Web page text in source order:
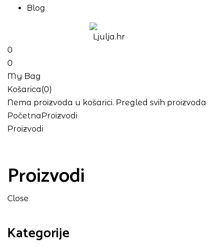
Blog
0
0
My Bag
Košarica(0)
Nema proizvoda u košarici. Pregled svih proizvoda
PočetnaProizvodi
Proizvodi
Proizvodi
Close
Kategorije